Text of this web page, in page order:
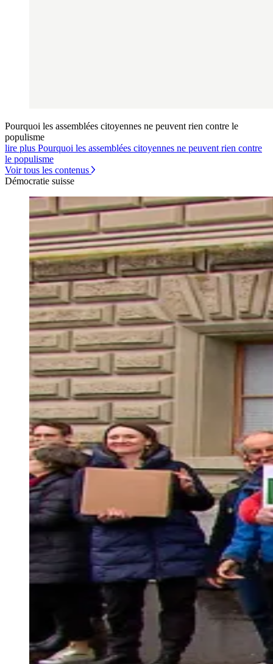
Pourquoi les assemblées citoyennes ne peuvent rien contre le
populisme
lire plus Pourquoi les assemblées citoyennes ne peuvent rien contre
le populisme
Voir tous les contenus
Démocratie suisse